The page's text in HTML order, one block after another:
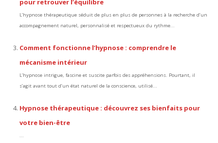
pour retrouver l’équilibre
L’hypnose thérapeutique séduit de plus en plus de personnes à la recherche d’un
accompagnement naturel, personnalisé et respectueux du rythme...
Comment fonctionne l’hypnose : comprendre le
mécanisme intérieur
L’hypnose intrigue, fascine et suscite parfois des appréhensions. Pourtant, il
s’agit avant tout d’un état naturel de la conscience, utilisé...
Hypnose thérapeutique : découvrez ses bienfaits pour
votre bien-être
...